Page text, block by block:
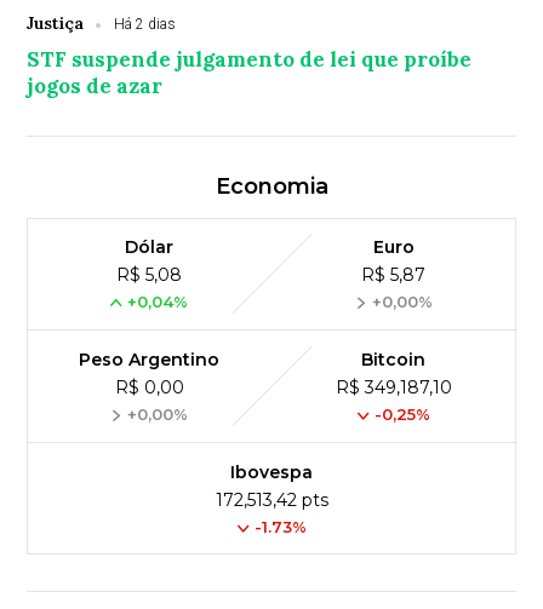
Justiça Há 2 dias
STF suspende julgamento de lei que proíbe
jogos de azar
Economia
Dólar
R$ 5,08
+0,04%
Euro
R$ 5,87
+0,00%
Peso Argentino
R$ 0,00
+0,00%
Bitcoin
R$ 349,187,10
-0,25%
Ibovespa
172,513,42 pts
-1.73%